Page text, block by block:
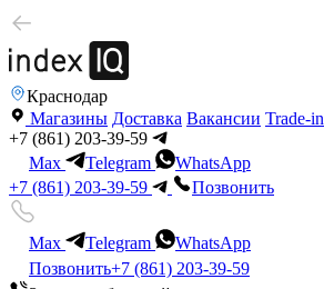
Краснодар
Магазины Доставка Вакансии Trade-in
+7 (861) 203-39-59
Max
Telegram
WhatsApp
+7 (861) 203-39-59
Позвонить
Max Telegram
WhatsApp
Позвонить+7 (861) 203-39-59